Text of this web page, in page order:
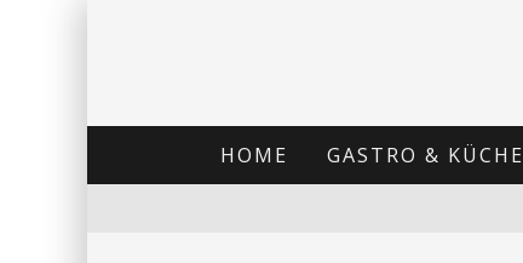
HOME GASTRO & KÜCHE